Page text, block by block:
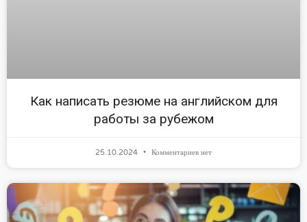
Как написать резюме на английском для
работы за рубежом
25.10.2024 Комментариев нет